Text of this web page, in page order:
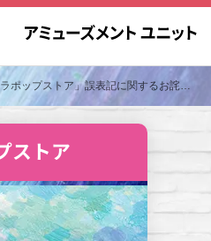
ストア」誤表記に関するお詫びについて
ストア